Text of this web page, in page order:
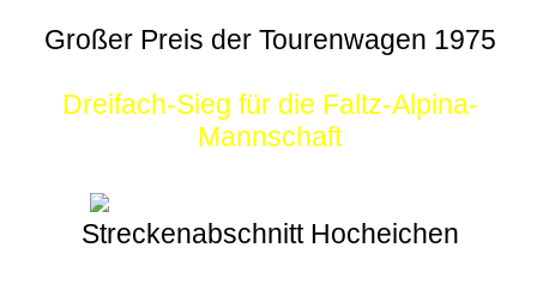
Großer Preis der Tourenwagen 1975
Dreifach-Sieg für die Faltz-Alpina-
Mannschaft
Streckenabschnitt Hocheichen